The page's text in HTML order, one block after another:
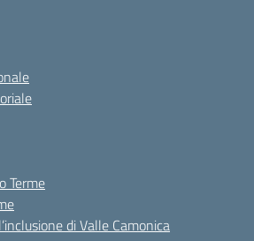
Terme
di Valle Camonica